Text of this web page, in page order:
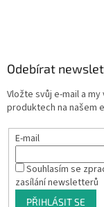
Odebírat
Vložte svůj e-mail a
produktech na našem
E-mail
Souhlasím se
zasílání newsletterů
PŘIHLÁSIT SE